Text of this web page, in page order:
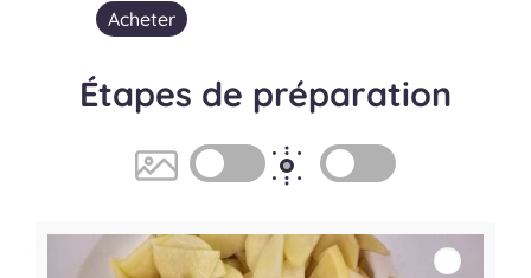
Acheter
Étapes de préparation